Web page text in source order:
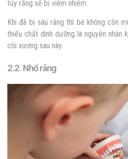
tủy răng sẽ bị viêm nhiễm.
Khi đã bị sâu răng thì bé không còn
thiếu chất dinh dưỡng là nguyên nhân
còi xương sau này.
2.2. Nhổ răng